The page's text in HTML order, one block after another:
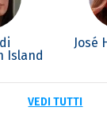
Island
José
VEDI TUTTI